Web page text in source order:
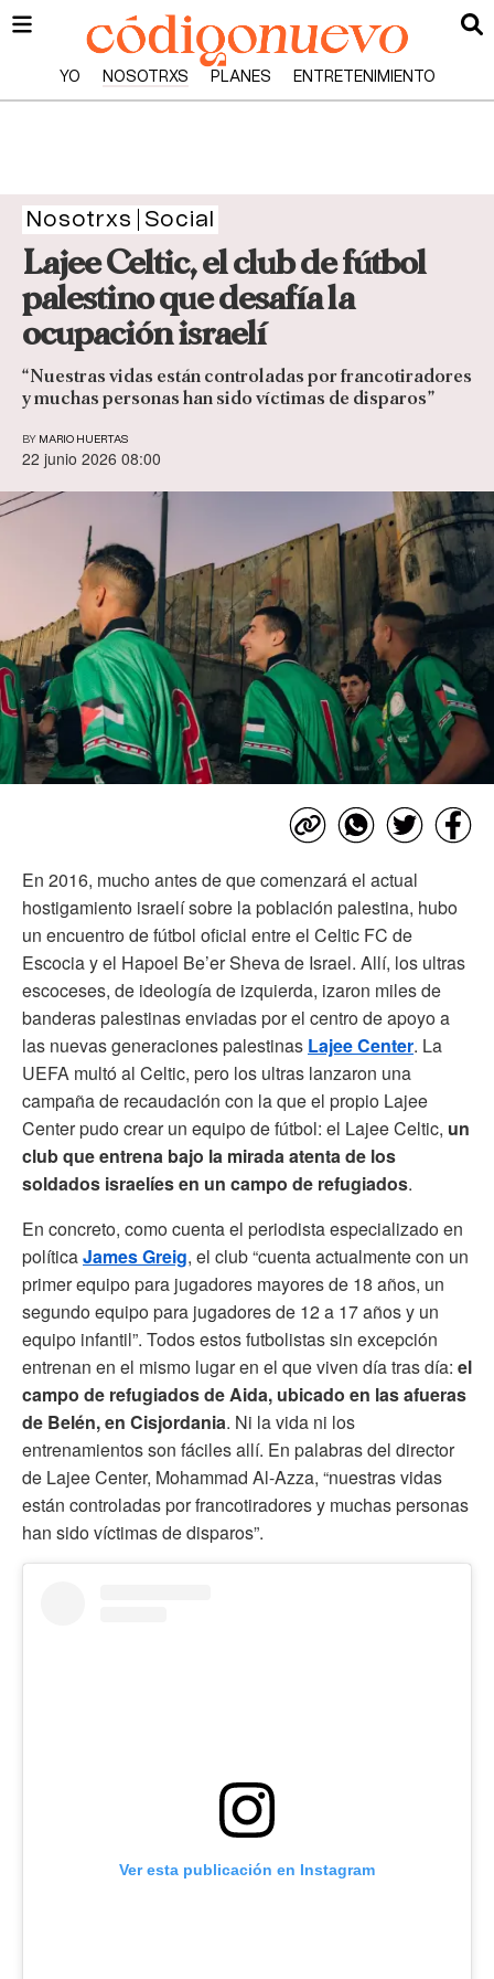
YO NOSOTRXS PLANES ENTRETENIMIENTO
Nosotrxs Social
Lajee Celtic, el club de fútbol
palestino que desafía la
ocupación israelí
“Nuestras vidas están controladas por francotiradores
y muchas personas han sido víctimas de disparos”
BY MARIO HUERTAS
22 junio 2026 08:00
En 2016, mucho antes de que comenzará el actual
hostigamiento israelí sobre la población palestina, hubo
un encuentro de fútbol oficial entre el Celtic FC de
Escocia y el Hapoel Be’er Sheva de Israel. Allí, los ultras
escoceses, de ideología de izquierda, izaron miles de
banderas palestinas enviadas por el centro de apoyo a
las nuevas generaciones palestinas Lajee Center. La
UEFA multó al Celtic, pero los ultras lanzaron una
campaña de recaudación con la que el propio Lajee
Center pudo crear un equipo de fútbol: el Lajee Celtic, un
club que entrena bajo la mirada atenta de los
soldados israelíes en un campo de refugiados.
En concreto, como cuenta el periodista especializado en
políticaJames Greig, el club “cuenta actualmente con un
primer equipo para jugadores mayores de 18 años, un
segundo equipo para jugadores de 12 a 17 años y un
equipo infantil”. Todos estos futbolistas sin excepción
entrenan en el mismo lugar en el que viven día tras día: el
campo de refugiados de Aida, ubicado en las afueras
de Belén, en Cisjordania. Ni la vida ni los
entrenamientos son fáciles allí. En palabras del director
de Lajee Center, Mohammad Al-Azza, “nuestras vidas
están controladas por francotiradores y muchas personas
han sido víctimas de disparos”.
Ver esta publicación en Instagram